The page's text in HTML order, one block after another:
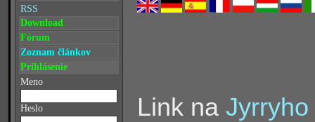
RSS
Download
Fórum
Zoznam článkov
Prihlásenie
Meno
Heslo Link na